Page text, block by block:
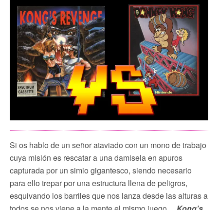
Si os hablo de un señor ataviado con un mono de trabajo
cuya misión es rescatar a una damisela en apuros
capturada por un simio gigantesco, siendo necesario
para ello trepar por una estructura llena de peligros,
esquivando los barriles que nos lanza desde las alturas a